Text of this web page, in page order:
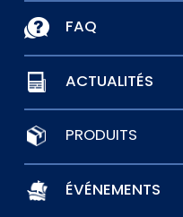
FAQ
ACTUALITÉS
PRODUITS
ÉVÉNEMENTS